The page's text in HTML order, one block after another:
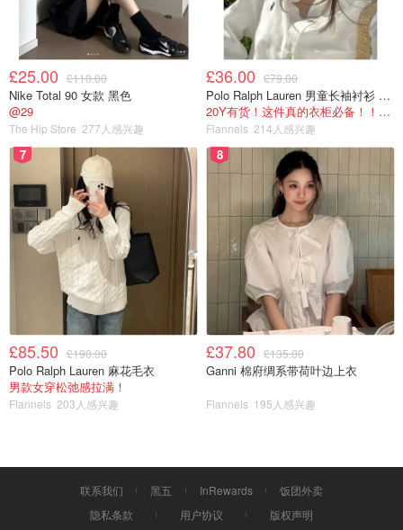
£25.00 £110.00
Nike Total 90 女款 黑色
@29
The Hip Store 277人感兴趣
£36.00 £79.00
Polo Ralph Lauren 男童长袖衬衫 Oxford
20Y有货！这件真的衣柜必备！！@蜜子不爱吃
Flannels 214人感兴趣
7
£85.50 £190.00
Polo Ralph Lauren 麻花毛衣
男款女穿松弛感拉满！
Flannels 203人感兴趣
8
£37.80 £135.00
Ganni 棉府绸系带荷叶边上衣
Flannels 195人感兴趣
联系我们 黑五 InRewards
饭团外卖
隐私条款
用户协议 版权声明